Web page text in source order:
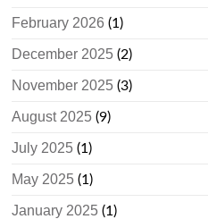
February 2026 (1)
December 2025 (2)
November 2025 (3)
August 2025 (9)
July 2025 (1)
May 2025 (1)
January 2025 (1)